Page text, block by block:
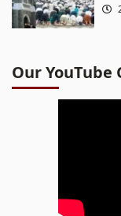
Our YouTube